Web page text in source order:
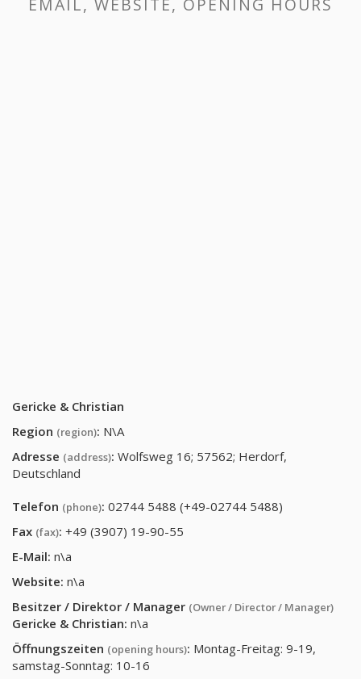
EMAIL, WEBSITE, OPENING HOURS
Gericke & Christian
Region (region): N\A
Adresse (address): Wolfsweg 16; 57562; Herdorf,
Deutschland
Telefon (phone): 02744 5488 (+49-02744 5488)
Fax (fax): +49 (3907) 19-90-55
E-Mail: n\a
Website: n\a
Besitzer / Direktor / Manager (Owner / Director / Manager)
Gericke & Christian: n\a
Öffnungszeiten (opening hours): Montag-Freitag: 9-19,
samstag-Sonntag: 10-16